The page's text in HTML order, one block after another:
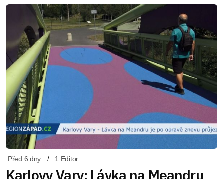
Před 6 dny 1 Editor
Karlovy Vary: Lávka na Meandru